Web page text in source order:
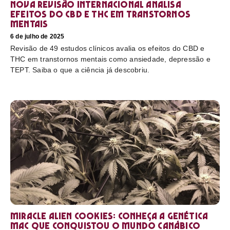
Nova revisão internacional analisa
efeitos do CBD e THC em transtornos
mentais
6 de julho de 2025
Revisão de 49 estudos clínicos avalia os efeitos do CBD e
THC em transtornos mentais como ansiedade, depressão e
TEPT. Saiba o que a ciência já descobriu.
Miracle Alien Cookies: conheça a genética
MAC que conquistou o mundo canábico